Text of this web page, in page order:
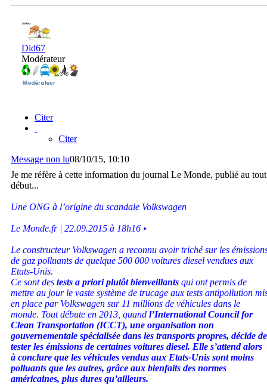
Did67
Modérateur
Citer
Citer
Message non lu08/10/15, 10:10
Je me réfère à cette information du journal Le Monde, publié au tout
début...
Une ONG à l’origine du scandale Volkswagen
Le Monde.fr | 22.09.2015 à 18h16 •
Le constructeur Volkswagen a reconnu avoir triché sur les
de gaz polluants de quelque 500 000 voitures diesel vendues aux
Etats-Unis.
Ce sont des tests a priori plutôt bienveillants qui ont permis de
mettre au jour le vaste système de trucage aux tests antipollution
en place par Volkswagen sur 11 millions de véhicules dans le
monde. Tout débute en 2013, quand l’International Council for
Clean Transportation (ICCT), une organisation non
gouvernementale spécialisée dans les transports propres, décide de
tester les émissions de certaines voitures diesel. Elle s’attend alors
à conclure que les véhicules vendus aux Etats-Unis sont moins
polluants que les autres, grâce aux bienfaits des normes
américaines, plus dures qu’ailleurs.